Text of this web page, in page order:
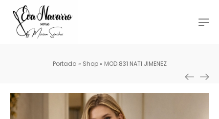
Portada » Shop» MOD.831 NATI JIMENEZ